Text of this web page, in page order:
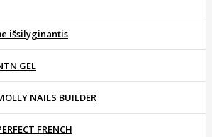
išsilyginantis
GEL
NAILS BUILDER
FRENCH